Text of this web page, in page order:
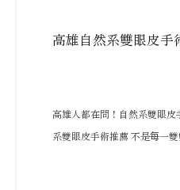
高雄自然系雙眼皮手
高雄人都在問！自然系雙眼
系雙眼皮手術推薦 不是每一雙